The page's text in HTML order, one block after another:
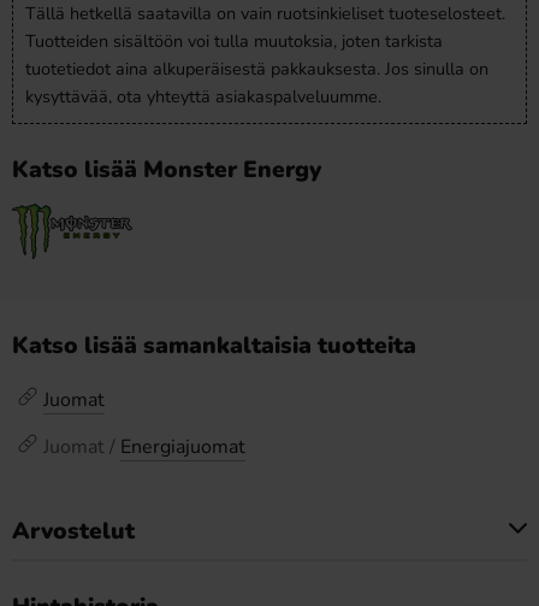
Tällä hetkellä saatavilla on vain ruotsinkieliset tuoteselosteet.
Tuotteiden sisältöön voi tulla muutoksia, joten tarkista
tuotetiedot aina alkuperäisestä pakkauksesta. Jos sinulla on
kysyttävää, ota yhteyttä asiakaspalveluumme.
Katso lisää Monster Energy
Katso lisää samankaltaisia tuotteita
Juomat
Juomat / Energiajuomat
Arvostelut